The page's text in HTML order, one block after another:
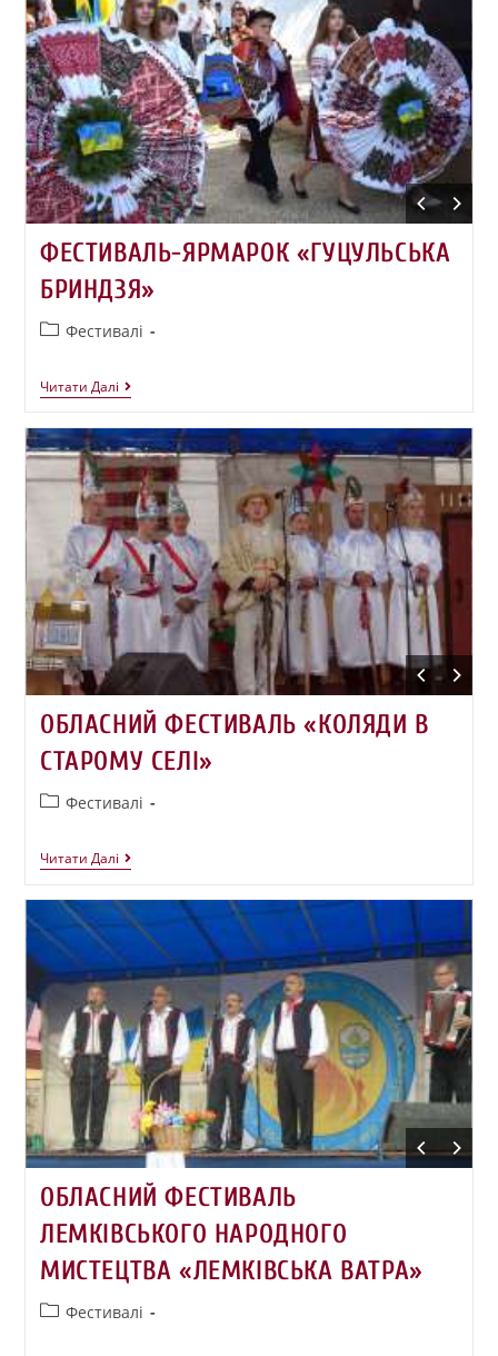
ФЕСТИВАЛЬ-ЯРМАРОК «ГУЦУЛЬСЬКА
БРИНДЗЯ»
Фестивалі
Читати Далі
ОБЛАСНИЙ ФЕСТИВАЛЬ «КОЛЯДИ В
СТАРОМУ СЕЛІ»
Фестивалі
Читати Далі
ОБЛАСНИЙ ФЕСТИВАЛЬ
ЛЕМКІВСЬКОГО НАРОДНОГО
МИСТЕЦТВА «ЛЕМКІВСЬКА ВАТРА»
Фестивалі